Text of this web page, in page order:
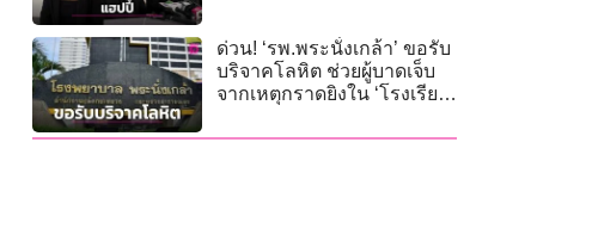
ด่วน! ‘รพ.พระนั่งเกล้า’ ขอรับ
บริจาคโลหิต ช่วยผู้บาดเจ็บ
จากเหตุกราดยิงใน ‘โรงเรียน